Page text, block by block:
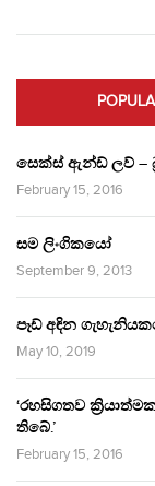
සෙක්ස් ඇන්ඩ් ලව් –
February 15, 2016
සම ලිංගිකයෝ
September 9, 2013
පෑඩ් අඳින
May 10, 2019
‘රහසිගතව
තිබේ.’
February 15, 2016